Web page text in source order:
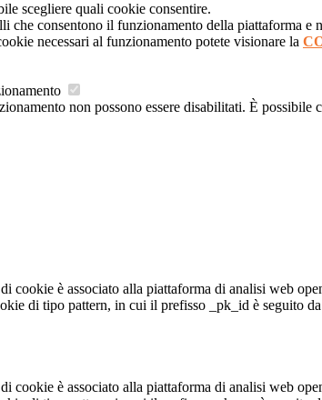
scegliere quali cookie consentire.
che consentono il funzionamento della piattaforma e
necessari al funzionamento potete visionare la
non possono essere disabilitati. È
cookie è associato alla piattaforma di analisi web
di tipo pattern, in cui il prefisso _pk_id è seguito
cookie è associato alla piattaforma di analisi web